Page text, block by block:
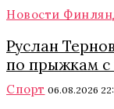
Новости
Руслан
по прыжкам
Спорт 06.08.2026